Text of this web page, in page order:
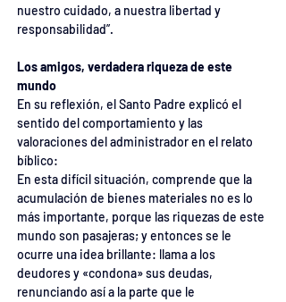
nuestro cuidado, a nuestra libertad y
responsabilidad”.
Los amigos, verdadera riqueza de este
mundo
En su reflexión, el Santo Padre explicó el
sentido del comportamiento y las
valoraciones del administrador en el relato
bíblico:
En esta difícil situación, comprende que la
acumulación de bienes materiales no es lo
más importante, porque las riquezas de este
mundo son pasajeras; y entonces se le
ocurre una idea brillante: llama a los
deudores y «condona» sus deudas,
renunciando así a la parte que le